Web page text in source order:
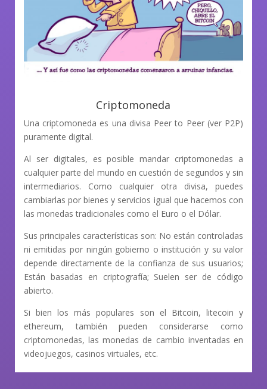
Criptomoneda
Una criptomoneda es una divisa Peer to Peer (ver P2P)
puramente digital.
Al ser digitales, es posible mandar criptomonedas a
cualquier parte del mundo en cuestión de segundos y sin
intermediarios. Como cualquier otra divisa, puedes
cambiarlas por bienes y servicios igual que hacemos con
las monedas tradicionales como el Euro o el Dólar.
Sus principales características son: No están controladas
ni emitidas por ningún gobierno o institución y su valor
depende directamente de la confianza de sus usuarios;
Están basadas en criptografía; Suelen ser de código
abierto.
Si bien los más populares son el Bitcoin, litecoin y
ethereum, también pueden considerarse como
criptomonedas, las monedas de cambio inventadas en
videojuegos, casinos virtuales, etc.